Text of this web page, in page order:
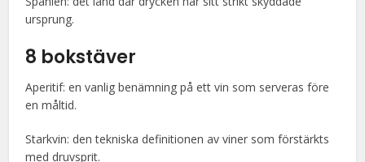
ursprung.
8 bokstäver
Aperitif: en vanlig benämning på ett vin som serveras före
en måltid.
Starkvin: den tekniska definitionen av viner som förstärkts
med druvsprit.